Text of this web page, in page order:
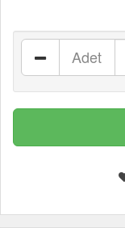
Adet